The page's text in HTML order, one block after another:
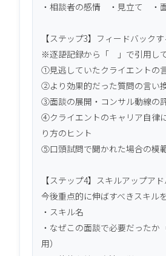
・相談者の感情　・見立て　・
【ステップ3】フィードバックす
※逐語記録から「　」で引用し
①見逃していたクライエントの
②より効果的だった質問の言い
③面談の展開・コンサル動線の
④クライエントのキャリア自律
り方のヒント
⑤口頭試問で聞かれた場合の模
【ステップ4】スキルアップア
今後重点的に伸ばすべきスキルを
・スキル名
・なぜこの面談で必要だったか
用）